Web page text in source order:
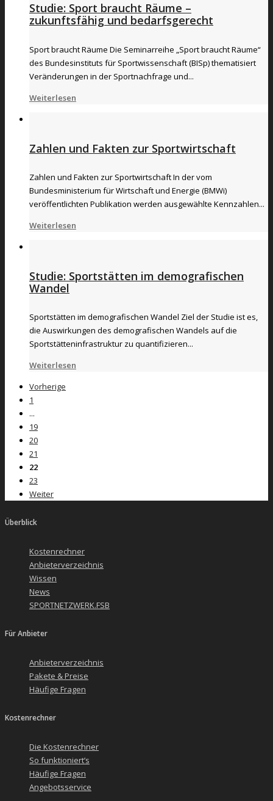
Studie: Sport braucht Räume –
zukunftsfähig und bedarfsgerecht
Sport braucht Räume Die Seminarreihe „Sport braucht Räume“
des Bundesinstituts für Sportwissenschaft (BISp) thematisiert
Veränderungen in der Sportnachfrage und...
Weiterlesen
Zahlen und Fakten zur Sportwirtschaft
Zahlen und Fakten zur Sportwirtschaft In der vom
Bundesministerium für Wirtschaft und Energie (BMWi)
veröffentlichten Publikation werden ausgewählte Kennzahlen...
Weiterlesen
Studie: Sportstätten im demografischen
Wandel
Sportstätten im demografischen Wandel Ziel der Studie ist es,
die Auswirkungen des demografischen Wandels auf die
Sportstätteninfrastruktur zu quantifizieren...
Weiterlesen
Vorherige
1
...
19
20
21
22
23
Weiter
Überblick
Kostenrechner
Anbieterverzeichnis
Wissen
News
SPORTNETZWERK.FSB
Für Anbieter
Anbieterverzeichnis
Pakete & Preise
Häufige Fragen
Kostenrechner
Die Kostenrechner
So funktioniert’s
Häufige Fragen
Angebotsservice